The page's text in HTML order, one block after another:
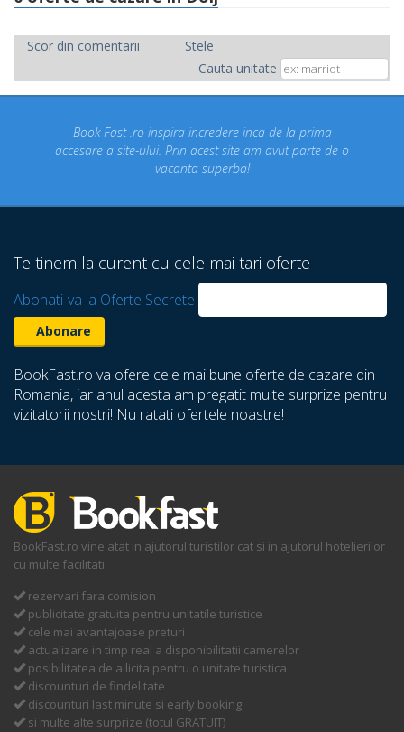
Scor din comentarii
Stele
Cauta unitate
.ro inspira incredere inca de la prima
ului. Prin acest site am avut parte de o
Concediul
un concediu
Te tinem la curent cu cele mai tari oferte
Abonati-va la Oferte Secrete
BookFast.ro va ofere cele mai bune oferte de cazare din
Romania, iar anul acesta am pregatit multe surprize pentru
vizitatorii nostri! Nu ratati ofertele noastre!
BookFast.ro vine atat in ajutorul turistilor cat si in ajutorul hotelierilor
cu multe facilitati:
rezervari fara comision
publicitate gratuita pentru unitatile turistice
cele mai avantajoase preturi
actualizare in timp real a disponibilitatii camerelor
posibilitatea de a licita pentru o unitate turistica
discounturi de findelitate
discounturi last minute si early booking
si multe alte surprize (totul GRATUIT)